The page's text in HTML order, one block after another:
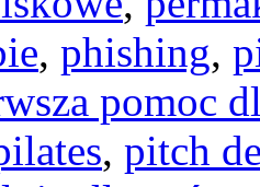
, phishing,
pomoc
, pitch